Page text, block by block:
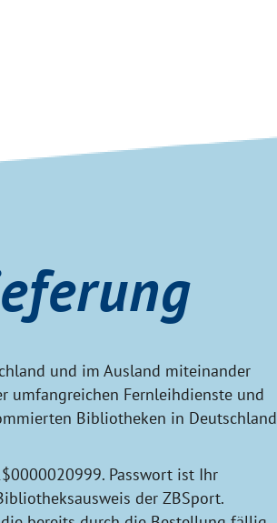
und im Ausland miteinander
umfangreichen Fernleihdienste und
Bibliotheken in Deutschland
Passwort ist Ihr
der ZBSport.